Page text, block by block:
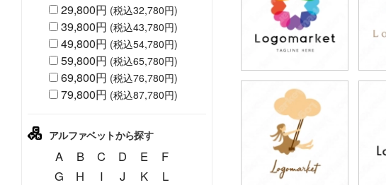
29,800円 (税込32,780円)
39,800円 (税込43,780円)
49,800円 (税込54,780円)
59,800円 (税込65,780円)
69,800円 (税込76,780円)
79,800円 (税込87,780円)
アルファベットから探す
A B C D E
F
G
H I J K
L
79,800円
(税込87,780円)